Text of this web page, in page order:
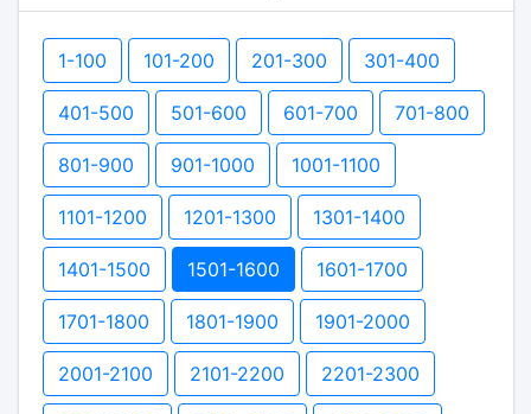
1-100 101-200 201-300 301-400
401-500 501-600 601-700 701-800
801-900 901-1000 1001-1100
1101-1200 1201-1300 1301-1400
1401-1500 1501-1600 1601-1700
1701-1800 1801-1900 1901-2000
2001-2100 2101-2200 2201-2300